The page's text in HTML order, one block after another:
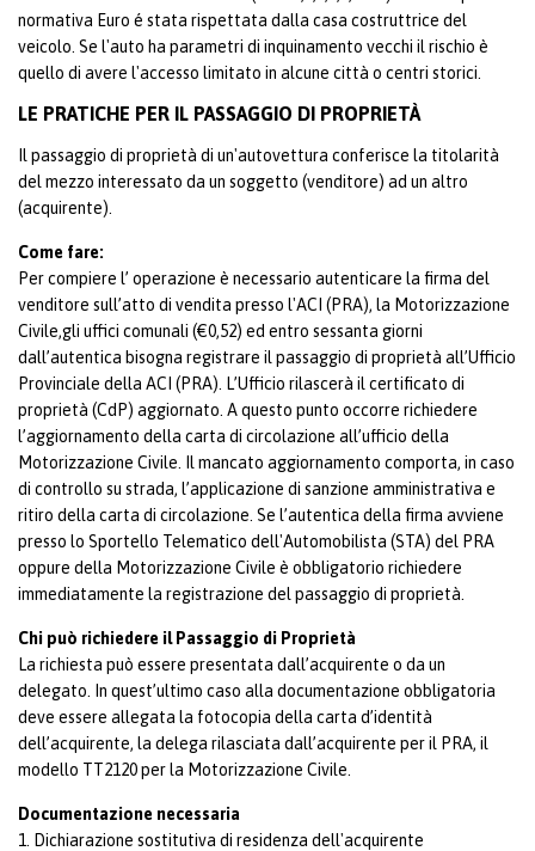
normativa Euro é stata rispettata dalla casa costruttrice del
veicolo. Se l'auto ha parametri di inquinamento vecchi il rischio è
quello di avere l'accesso limitato in alcune città o centri storici.
LE PRATICHE PER IL PASSAGGIO DI PROPRIETÀ
Il passaggio di proprietà di un'autovettura conferisce la titolarità
del mezzo interessato da un soggetto (venditore) ad un altro
(acquirente).
Come fare:
Per compiere l’ operazione è necessario autenticare la firma del
venditore sull’atto di vendita presso l'ACI (PRA), la Motorizzazione
Civile,gli uffici comunali (€0,52) ed entro sessanta giorni
dall’autentica bisogna registrare il passaggio di proprietà all’Ufficio
Provinciale della ACI (PRA). L’Ufficio rilascerà il certificato di
proprietà (CdP) aggiornato. A questo punto occorre richiedere
l’aggiornamento della carta di circolazione all’ufficio della
Motorizzazione Civile. Il mancato aggiornamento comporta, in caso
di controllo su strada, l’applicazione di sanzione amministrativa e
ritiro della carta di circolazione. Se l’autentica della firma avviene
presso lo Sportello Telematico dell'Automobilista (STA) del PRA
oppure della Motorizzazione Civile è obbligatorio richiedere
immediatamente la registrazione del passaggio di proprietà.
Chi può richiedere il Passaggio di Proprietà
La richiesta può essere presentata dall’acquirente o da un
delegato. In quest’ultimo caso alla documentazione obbligatoria
deve essere allegata la fotocopia della carta d’identità
dell’acquirente, la delega rilasciata dall’acquirente per il PRA, il
modello TT2120 per la Motorizzazione Civile.
Documentazione necessaria
1. Dichiarazione sostitutiva di residenza dell'acquirente